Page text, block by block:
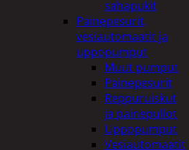
sahapukit
Painepesurit,
vesiautomaatit ja
uppopumput
Muut pumput
Painepesurit
Reppuruiskut
ja painepullot
Uppopumput
Vesiautomaatit